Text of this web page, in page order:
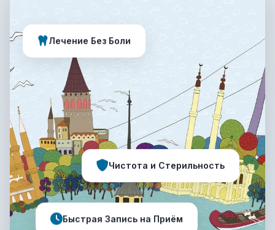
Лечение Без Боли
Чистота и Стерильность
Быстрая Запись на Приём